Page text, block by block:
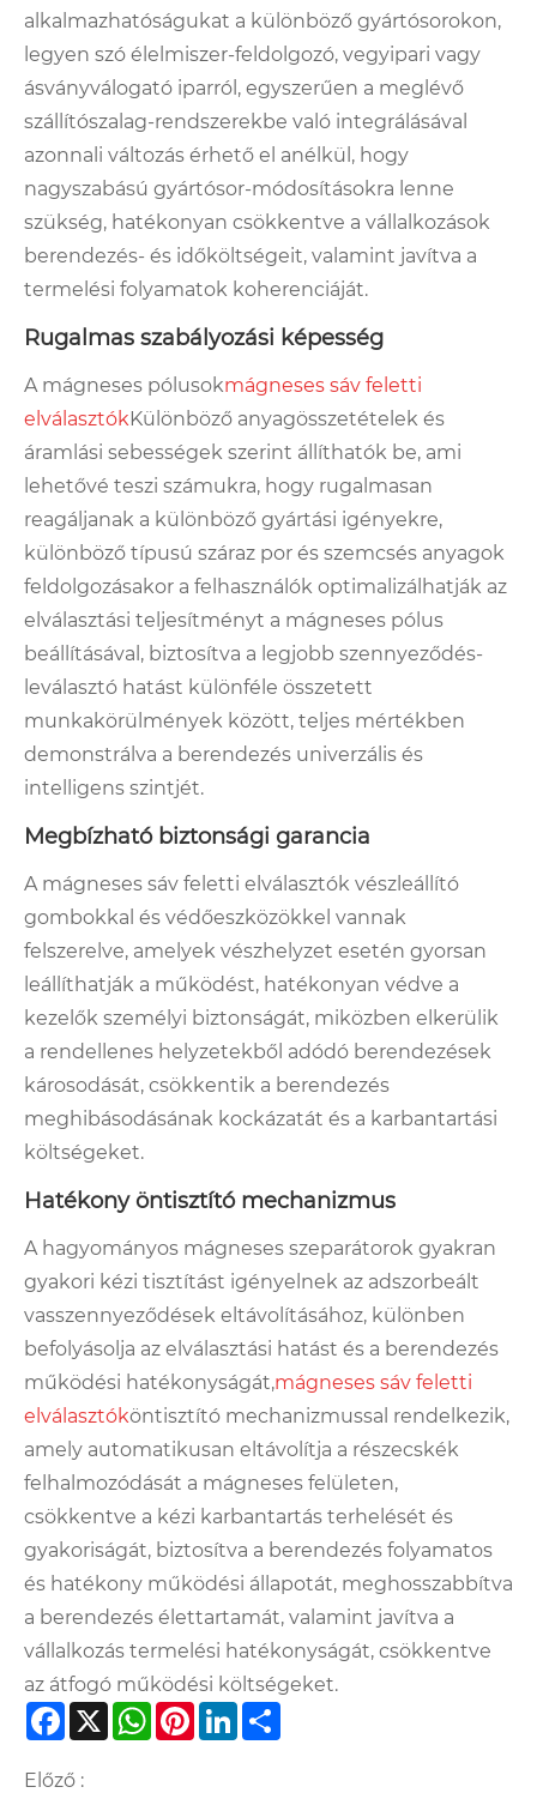
alkalmazhatóságukat a különböző gyártósorokon,
legyen szó élelmiszer-feldolgozó, vegyipari vagy
ásványválogató iparról, egyszerűen a meglévő
szállítószalag-rendszerekbe való integrálásával
azonnali változás érhető el anélkül, hogy
nagyszabású gyártósor-módosításokra lenne
szükség, hatékonyan csökkentve a vállalkozások
berendezés- és időköltségeit, valamint javítva a
termelési folyamatok koherenciáját.
Rugalmas szabályozási képesség
A mágneses pólusokmágneses sáv feletti
elválasztókKülönböző anyagösszetételek és
áramlási sebességek szerint állíthatók be, ami
lehetővé teszi számukra, hogy rugalmasan
reagáljanak a különböző gyártási igényekre,
különböző típusú száraz por és szemcsés anyagok
feldolgozásakor a felhasználók optimalizálhatják az
elválasztási teljesítményt a mágneses pólus
beállításával, biztosítva a legjobb szennyeződés-
leválasztó hatást különféle összetett
munkakörülmények között, teljes mértékben
demonstrálva a berendezés univerzális és
intelligens szintjét.
Megbízható biztonsági garancia
A mágneses sáv feletti elválasztók vészleállító
gombokkal és védőeszközökkel vannak
felszerelve, amelyek vészhelyzet esetén gyorsan
leállíthatják a működést, hatékonyan védve a
kezelők személyi biztonságát, miközben elkerülik
a rendellenes helyzetekből adódó berendezések
károsodását, csökkentik a berendezés
meghibásodásának kockázatát és a karbantartási
költségeket.
Hatékony öntisztító mechanizmus
A hagyományos mágneses szeparátorok gyakran
gyakori kézi tisztítást igényelnek az adszorbeált
vasszennyeződések eltávolításához, különben
befolyásolja az elválasztási hatást és a berendezés
működési hatékonyságát,mágneses sáv feletti
elválasztóköntisztító mechanizmussal rendelkezik,
amely automatikusan eltávolítja a részecskék
felhalmozódását a mágneses felületen,
csökkentve a kézi karbantartás terhelését és
gyakoriságát, biztosítva a berendezés folyamatos
és hatékony működési állapotát, meghosszabbítva
a berendezés élettartamát, valamint javítva a
vállalkozás termelési hatékonyságát, csökkentve
az átfogó működési költségeket.
Facebook
X WhatsApp
PinterestLinkedIn
Előző :